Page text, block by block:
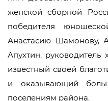
женской сборной
победителя
Анастасию Шамонову,
Апухтин,
известный своей
и оказывающий
поселениям района.